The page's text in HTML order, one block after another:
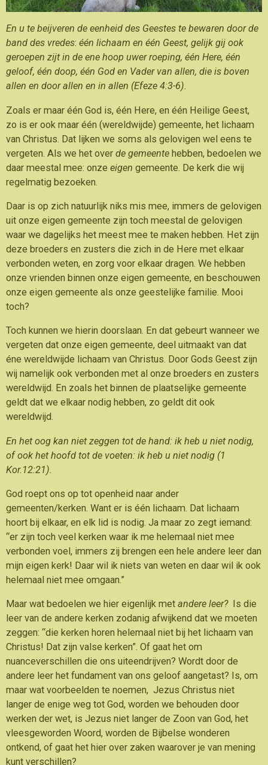
En u te beijveren de eenheid des Geestes te bewaren door de
band des vredes: één lichaam en één Geest, gelijk gij ook
geroepen zijt in de ene hoop uwer roeping, één Here, één
geloof, één doop, één God en Vader van allen, die is boven
allen en door allen en in allen (Efeze 4:3-6).
Zoals er maar één God is, één Here, en één Heilige Geest,
zo is er ook maar één (wereldwijde) gemeente, het lichaam
van Christus. Dat lijken we soms als gelovigen wel eens te
vergeten. Als we het over de gemeente hebben, bedoelen we
daar meestal mee: onze eigen gemeente. De kerk die wij
regelmatig bezoeken.
Daar is op zich natuurlijk niks mis mee, immers de gelovigen
uit onze eigen gemeente zijn toch meestal de gelovigen
waar we dagelijks het meest mee te maken hebben. Het zijn
deze broeders en zusters die zich in de Here met elkaar
verbonden weten, en zorg voor elkaar dragen. We hebben
onze vrienden binnen onze eigen gemeente, en beschouwen
onze eigen gemeente als onze geestelijke familie. Mooi
toch?
Toch kunnen we hierin doorslaan. En dat gebeurt wanneer we
vergeten dat onze eigen gemeente, deel uitmaakt van dat
éne wereldwijde lichaam van Christus. Door Gods Geest zijn
wij namelijk ook verbonden met al onze broeders en zusters
wereldwijd. En zoals het binnen de plaatselijke gemeente
geldt dat we elkaar nodig hebben, zo geldt dit ook
wereldwijd.
En het oog kan niet zeggen tot de hand: ik heb u niet nodig,
of ook het hoofd tot de voeten: ik heb u niet nodig (1
Kor.12:21).
God roept ons op tot openheid naar ander
gemeenten/kerken. Want er is één lichaam. Dat lichaam
hoort bij elkaar, en elk lid is nodig. Ja maar zo zegt iemand:
“er zijn toch veel kerken waar ik me helemaal niet mee
verbonden voel, immers zij brengen een hele andere leer dan
mijn eigen kerk! Daar wil ik niets van weten en daar wil ik ook
helemaal niet mee omgaan.”
Maar wat bedoelen we hier eigenlijk met andere leer?
Is die
leer van de andere kerken zodanig afwijkend dat we moeten
zeggen: “die kerken horen helemaal niet bij het lichaam van
Christus! Dat zijn valse kerken”. Of gaat het om
nuanceverschillen die ons uiteendrijven? Wordt door de
andere leer het fundament van ons geloof aangetast? Is, om
maar wat voorbeelden te noemen, Jezus Christus niet
langer de enige weg tot God, worden we behouden door
werken der wet, is Jezus niet langer de Zoon van God, het
vleesgeworden Woord, worden de Bijbelse wonderen
ontkend, of gaat het hier over zaken waarover je van mening
kunt verschillen?